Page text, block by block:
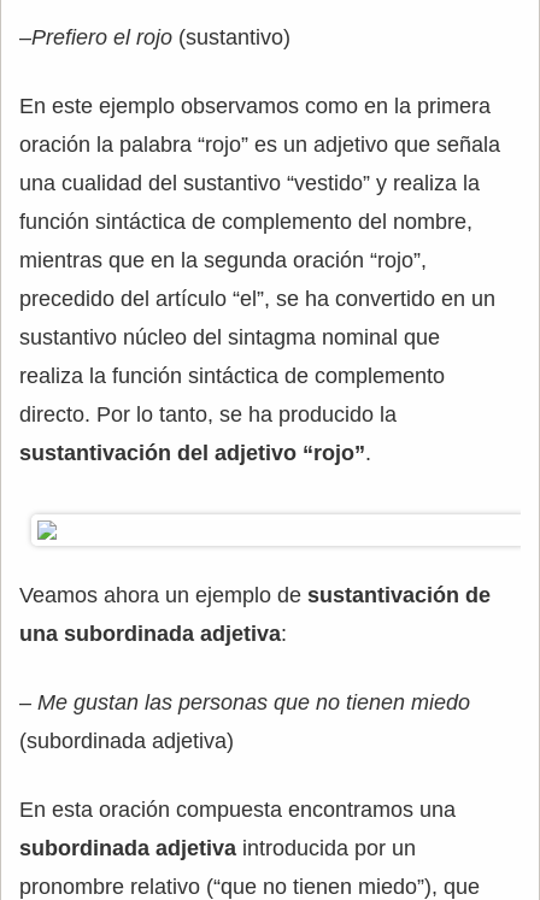
–Prefiero el rojo (sustantivo)
En este ejemplo observamos como en la primera
oración la palabra “rojo” es un adjetivo que señala
una cualidad del sustantivo “vestido” y realiza la
función sintáctica de complemento del nombre,
mientras que en la segunda oración “rojo”,
precedido del artículo “el”, se ha convertido en un
sustantivo núcleo del sintagma nominal que
realiza la función sintáctica de complemento
directo. Por lo tanto, se ha producido la
sustantivación del adjetivo “rojo”.
Veamos ahora un ejemplo de sustantivación de
una subordinada adjetiva:
– Me gustan las personas que no tienen miedo
(subordinada adjetiva)
En esta oración compuesta encontramos una
subordinada adjetiva introducida por un
pronombre relativo (“que no tienen miedo”), que